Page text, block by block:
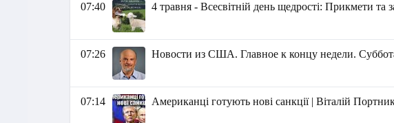
07:40 4 травня - Всесвітній день щедрості: Прикмети та
07:26 Новости из США. Главное к концу недели.
07:14 Американці готують нові санкції | Віталій